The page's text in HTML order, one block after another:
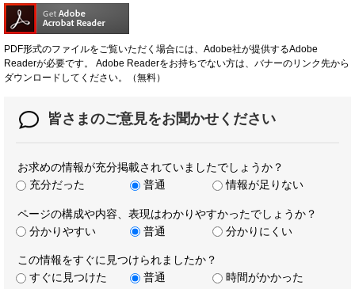
PDF形式のファイルをご覧いただく場合には、Adobe社が提供するAdobe
Readerが必要です。
Adobe Readerをお持ちでない方は、バナーのリンク先から
ダウンロードしてください。（無料）
皆さまのご意見をお聞かせください
お求めの情報が充分掲載されていましたでしょうか？
充分だった
普通 情報が足りない
ページの構成や内容、表現はわかりやすかったでしょうか？
分かりやすい
普通 分かりにくい
この情報をすぐに見つけられましたか？
すぐに見つけた
普通 時間がかかった